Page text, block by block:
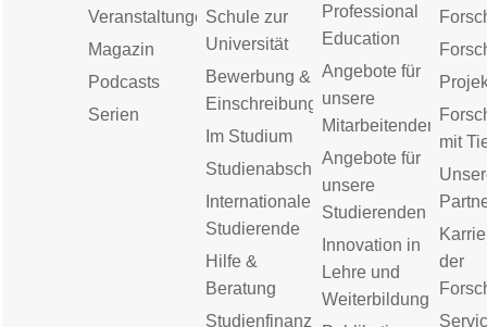
Veranstaltungen
Magazin
Podcasts
Serien
Schule zur
Universität
Bewerbung &
Einschreibung
Im Studium
Studienabschluss
Internationale
Studierende
Hilfe &
Beratung
Studienfinanzierung
Professional
Education
Angebote für
unsere
Mitarbeitenden
Angebote für
unsere
Studierenden
Innovation in
Lehre und
Weiterbildung
mit
der